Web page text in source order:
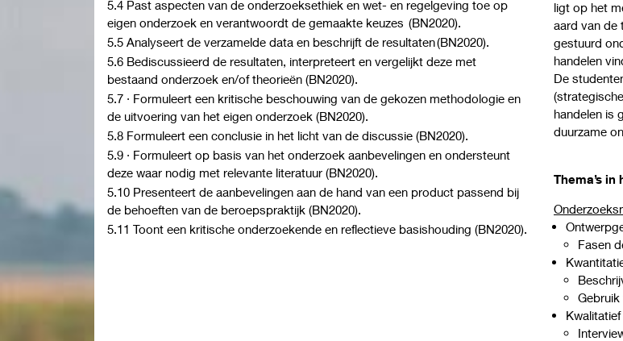
5.4 Past aspecten van de onderzoeksethiek en wet- en regelgeving toe op
eigen onderzoek en verantwoordt de gemaakte keuzes (BN2020).
5.5 Analyseert de verzamelde data en beschrijft de resultaten (BN2020).
5.6 Bediscussieerd de resultaten, interpreteert en vergelijkt deze met
bestaand onderzoek en/of theorieën (BN2020).
5.7 · Formuleert een kritische beschouwing van de gekozen methodologie en
de uitvoering van het eigen onderzoek (BN2020).
5.8 Formuleert een conclusie in het licht van de discussie (BN2020).
5.9 · Formuleert op basis van het onderzoek aanbevelingen en ondersteunt
deze waar nodig met relevante literatuur (BN2020).
5.10 Presenteert de aanbevelingen aan de hand van een product passend bij
de behoeften van de beroepspraktijk (BN2020).
5.11 Toont een kritische onderzoekende en reflectieve basishouding (BN2020).
ligt op het
aard van de
gestuurd
handelen
De
handelen is
duurzame
Thema’s
Fasen
Gebruik